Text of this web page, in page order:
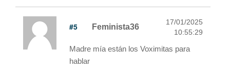
#5 Feminista36
17/01/2025
10:55:29
Madre mía están los Voximitas para
hablar